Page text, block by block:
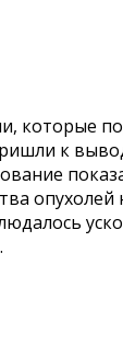
которые
к
опухолей